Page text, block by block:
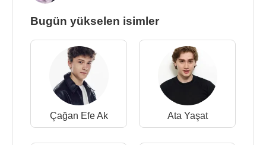
Bugün yükselen isimler
Çağan Efe Ak Ata Yaşat